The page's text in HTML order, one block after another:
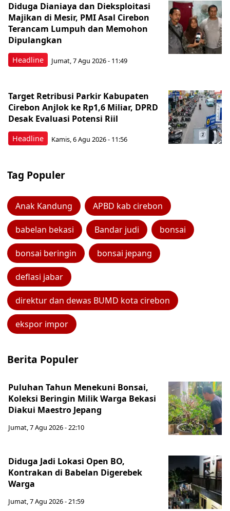
Headline
Diduga Dianiaya dan Dieksploitasi
Majikan di Mesir, PMI Asal Cirebon
Terancam Lumpuh dan Memohon
Dipulangkan
Jumat, 7 Agu 2026 - 11:49
Headline
Target Retribusi Parkir Kabupaten
Cirebon Anjlok ke Rp1,6 Miliar, DPRD
Desak Evaluasi Potensi Riil
Kamis, 6 Agu 2026 - 11:56
Tag Populer
Anak Kandung APBD kab cirebon
babelan bekasi Bandar judi bonsai
bonsai beringin bonsai jepang
deflasi jabar
direktur dan dewas BUMD kota cirebon
ekspor impor
Berita Populer
Puluhan Tahun Menekuni Bonsai,
Koleksi Beringin Milik Warga Bekasi
Diakui Maestro Jepang
Jumat, 7 Agu 2026 - 22:10
Diduga Jadi Lokasi Open BO,
Kontrakan di Babelan Digerebek
Warga
Jumat, 7 Agu 2026 - 21:59